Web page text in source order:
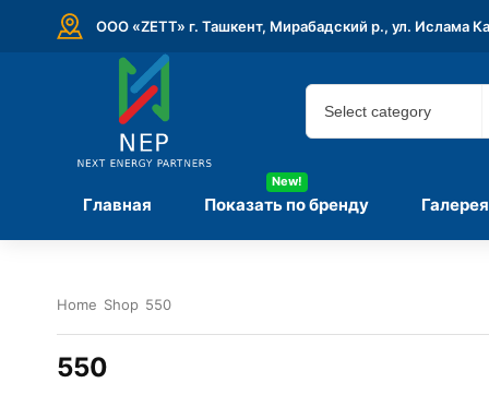
ООО «ZETT» г. Ташкент, Мирабадский р., ул. Ислама
Главная Показать по бренду
New!
Галерея
Home Shop 550
550